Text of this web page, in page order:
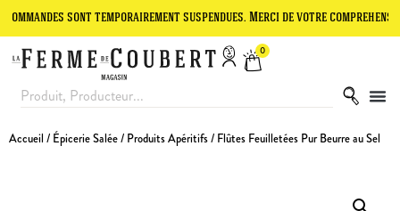
sont temporairement suspendues. Merci de votre compréhension.
0
Accueil / Épicerie Salée/ Produits Apéritifs/ Flûtes Feuilletées Pur Beurre au Sel